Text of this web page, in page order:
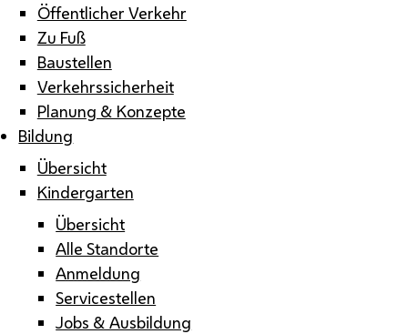
Öffentlicher Verkehr
Zu Fuß
Baustellen
Verkehrssicherheit
Planung & Konzepte
Bildung
Übersicht
Kindergarten
Übersicht
Alle Standorte
Anmeldung
Servicestellen
Jobs & Ausbildung